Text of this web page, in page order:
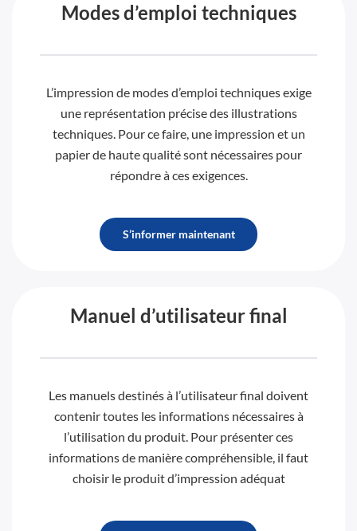
Modes d’emploi techniques
L’impression de modes d’emploi techniques exige
une représentation précise des illustrations
techniques. Pour ce faire, une impression et un
papier de haute qualité sont nécessaires pour
répondre à ces exigences.
S’informer maintenant
Manuel d’utilisateur final
Les manuels destinés à l’utilisateur final doivent
contenir toutes les informations nécessaires à
l’utilisation du produit. Pour présenter ces
informations de manière compréhensible, il faut
choisir le produit d’impression adéquat